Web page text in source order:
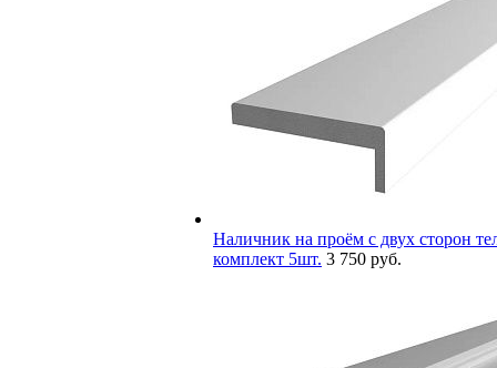
Наличник на проём с двух сторон
комплект 5шт. 3 750 руб.